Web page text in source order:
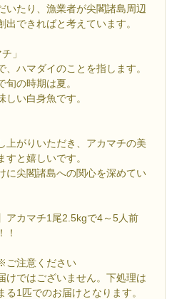
いたり、漁業者が尖閣諸島周辺
できればと考えています。
」
ハマダイのことを指します。
の時期は夏。
い白身魚です。
上がりいただき、アカマチの美
と嬉しいです。
に尖閣諸島への関心を深めてい
アカマチ1尾2.5kgで4～5人前
！
ご注意ください
けではございません。下処理は
1匹でのお届けとなります。